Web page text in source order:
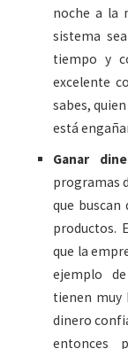
noche a la
sistema
tiempo y
excelente
sabes,
está
Ganar
programas
que buscan
productos.
que la
ejemplo
tienen muy
dinero
entonces